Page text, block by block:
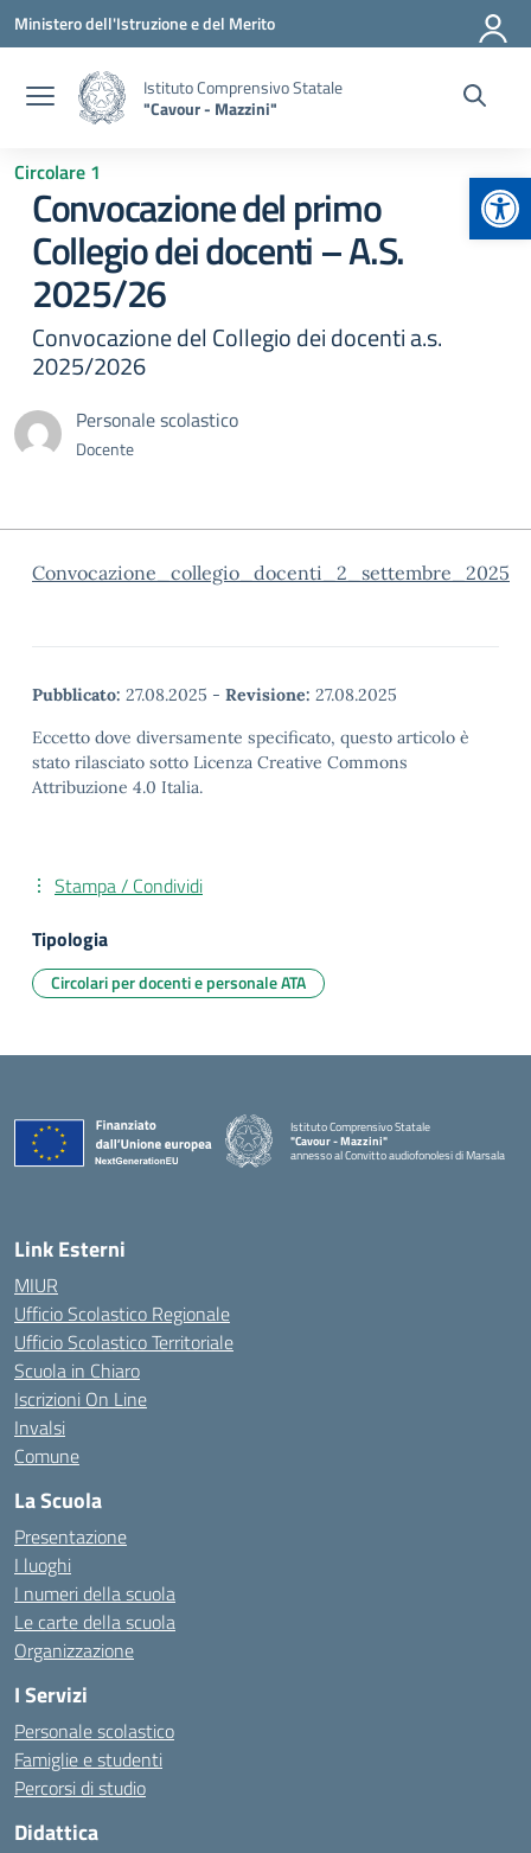
Vai ai contenuti
Vai al menu di navigazione
Vai al footer
Ministero dell'Istruzione e del Merito
Istituto Comprensivo Statale
"Cavour - Mazzini"
Circolare 1
Convocazione del primo
Collegio dei docenti – A.S.
2025/26
Convocazione del Collegio dei docenti a.s.
2025/2026
Personale scolastico
Docente
Convocazione_collegio_docenti_2_settembre_2025
Pubblicato: 27.08.2025 - Revisione: 27.08.2025
Eccetto dove diversamente specificato, questo articolo è
stato rilasciato sotto Licenza Creative Commons
Attribuzione 4.0 Italia.
Stampa / Condividi
Tipologia
Circolari per docenti e personale ATA
Istituto Comprensivo Statale
"Cavour - Mazzini"
annesso al Convitto audiofonolesi di Marsala
Link Esterni
MIUR
Ufficio Scolastico Regionale
Ufficio Scolastico Territoriale
Scuola in Chiaro
Iscrizioni On Line
Invalsi
Comune
La Scuola
Presentazione
I luoghi
I numeri della scuola
Le carte della scuola
Organizzazione
I Servizi
Personale scolastico
Famiglie e studenti
Percorsi di studio
Didattica